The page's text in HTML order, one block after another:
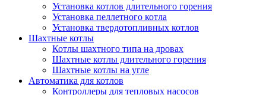
Установка котлов длительного горения
Установка пеллетного котла
Установка твердотопливных котлов
Шахтные котлы
Котлы шахтного типа на дровах
Шахтные котлы длительного горения
Шахтные котлы на угле
Автоматика для котлов
Контроллеры для тепловых насосов